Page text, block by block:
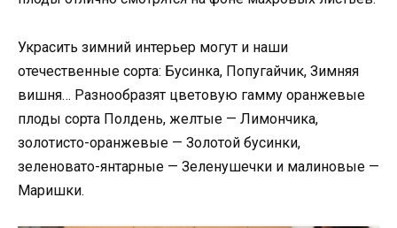
Украсить зимний интерьер могут и наши
отечественные сорта: Бусинка, Попугайчик, Зимняя
вишня… Разнообразят цветовую гамму оранжевые
плоды сорта Полдень, желтые — Лимончика,
золотисто-оранжевые — Золотой бусинки,
зеленовато-янтарные — Зеленушечки и малиновые —
Маришки.